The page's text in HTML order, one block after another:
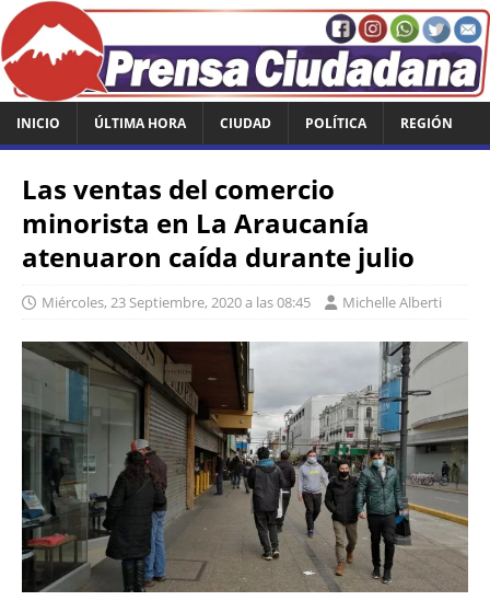
INICIO ÚLTIMA HORA CIUDAD POLÍTICA REGIÓN
Las ventas del comercio
minorista en La Araucanía
atenuaron caída durante julio
Miércoles, 23 Septiembre, 2020 a las 08:45 Michelle Alberti